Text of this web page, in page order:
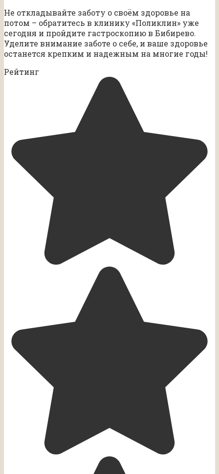
Не откладывайте заботу о своём здоровье на
потом – обратитесь в клинику «Поликлин» уже
сегодня и пройдите гастроскопию в Бибирево.
Уделите внимание заботе о себе, и ваше здоровье
останется крепким и надежным на многие годы!
Рейтинг